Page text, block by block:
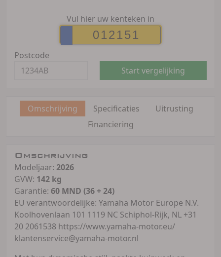
Vul hier uw kenteken in
Postcode
Start vergelijking
Omschrijving Specificaties
Uitrusting
Financiering
Omschrijving
Modeljaar: 2026
GVW: 142 kg
Garantie: 60 MND (36 + 24)
EU verantwoordelijke: Yamaha Motor Europe N.V.
Koolhovenlaan 101 1119 NC Schiphol-Rijk, NL +31
20 2061538 https://www.yamaha-motor.eu/
klantenservice@yamaha-motor.nl